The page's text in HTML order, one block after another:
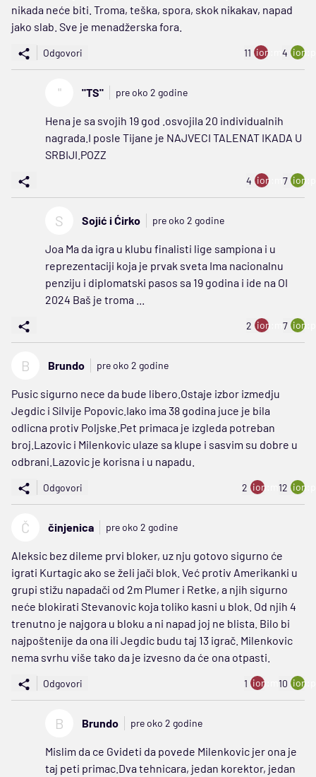
nikada neće biti. Troma, teška, spora, skok nikakav, napad
jako slab. Sve je menadžerska fora.
Odgovori 11 ion:minus
4
" "TS" pre oko 2 godine
Hena je sa svojih 19 god .osvojila 20 individualnih
nagrada.I posle Tijane je NAJVECI TALENAT IKADA U
SRBIJI.POZZ
4 ion:minus
7
S Sojić i Ćirko pre oko 2 godine
Joa Ma da igra u klubu finalisti lige sampiona i u
reprezentaciji koja je prvak sveta Ima nacionalnu
penziju i diplomatski pasos sa 19 godina i ide na OI
2024 Baš je troma ...
2 ion:minus
7
B Brundo pre oko 2 godine
Pusic sigurno nece da bude libero.Ostaje izbor izmedju
Jegdic i Silvije Popovic.Iako ima 38 godina juce je bila
odlicna protiv Poljske.Pet primaca je izgleda potreban
broj.Lazovic i Milenkovic ulaze sa klupe i sasvim su dobre u
odbrani.Lazovic je korisna i u napadu.
Odgovori 2 ion:minus
12
Č činjenica pre oko 2 godine
Aleksic bez dileme prvi bloker, uz nju gotovo sigurno će
igrati Kurtagic ako se želi jači blok. Već protiv Amerikanki u
grupi stižu napadači od 2m Plumer i Retke, a njih sigurno
neće blokirati Stevanovic koja toliko kasni u blok. Od njih 4
trenutno je najgora u bloku a ni napad joj ne blista. Bilo bi
najpoštenije da ona ili Jegdic budu taj 13 igrač. Milenkovic
nema svrhu više tako da je izvesno da će ona otpasti.
Odgovori 1 ion:minus
10
B Brundo pre oko 2 godine
Mislim da ce Gvideti da povede Milenkovic jer ona je
taj peti primac.Dva tehnicara, jedan korektor, jedan